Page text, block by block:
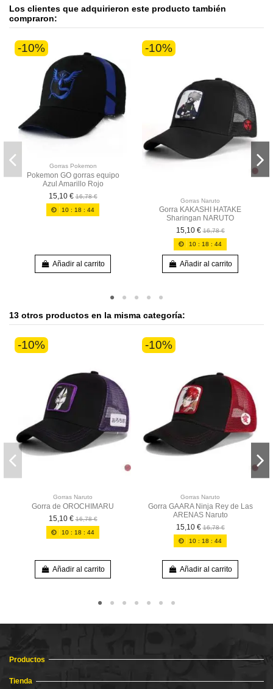
Los clientes que adquirieron este producto también
compraron:
-10%
Gorras Pokemon
Pokemon GO gorras equipo
Azul Amarillo Rojo
15,10 € 16,78 €
10 : 18 :43
Añadir al carrito
-10%
Gorras Naruto
Gorra KAKASHI HATAKE
Sharingan NARUTO
15,10 € 16,78 €
10 : 18 :43
Añadir al carrito
13 otros productos en la misma categoría:
-10%
Gorras Naruto
Gorra de OROCHIMARU
15,10 € 16,78 €
10 : 18 :44
Añadir al carrito
-10%
Gorras Naruto
Gorra GAARA Ninja Rey de Las
ARENAS Naruto
15,10 € 16,78 €
10 : 18 :44
Añadir al carrito
Productos
Tienda